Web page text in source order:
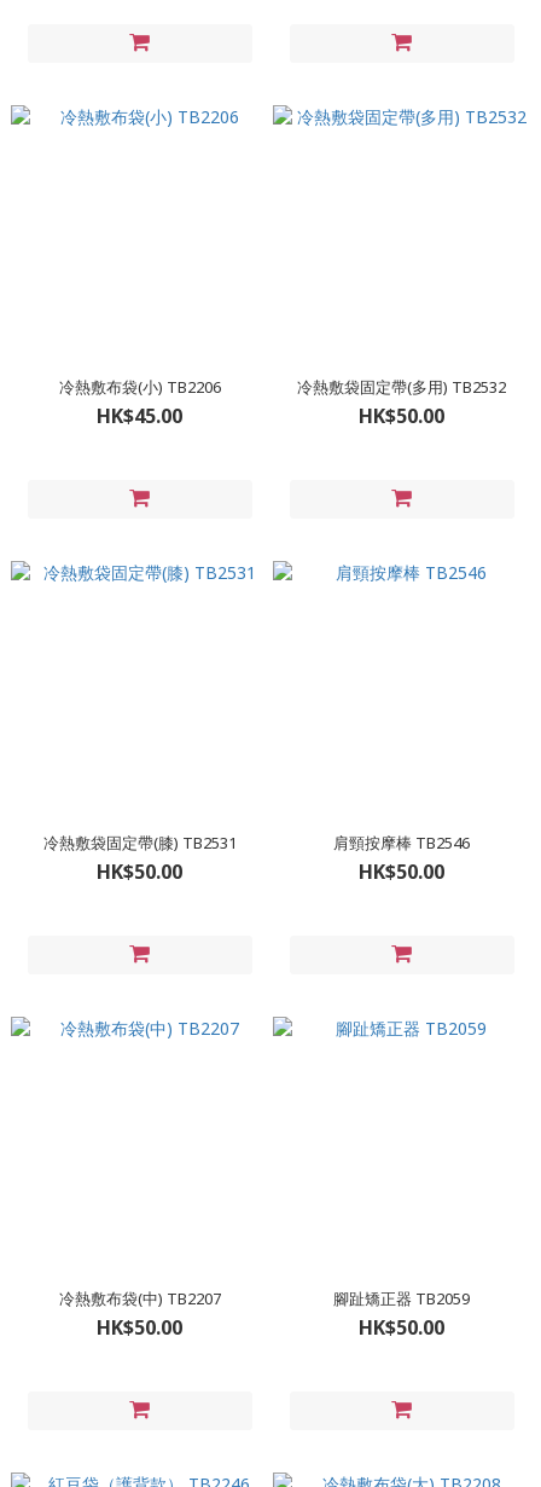
冷熱敷布袋(小) TB2206
HK$45.00
冷熱敷袋固定帶(多用) TB2532
HK$50.00
冷熱敷袋固定帶(膝) TB2531
HK$50.00
肩頸按摩棒 TB2546
HK$50.00
冷熱敷布袋(中) TB2207
HK$50.00
腳趾矯正器 TB2059
HK$50.00